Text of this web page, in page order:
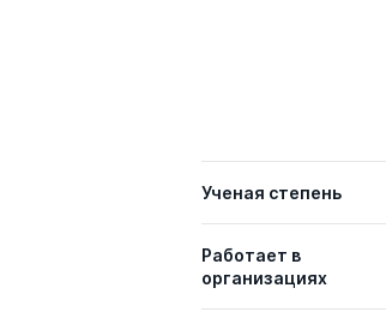
Ученая степень
Работает в
организациях